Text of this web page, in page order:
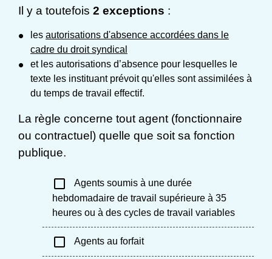
Il y a toutefois 2 exceptions :
les autorisations d'absence accordées dans le
cadre du droit syndical
et les autorisations d’absence pour lesquelles le
texte les instituant prévoit qu'elles sont assimilées à
du temps de travail effectif.
La règle concerne tout agent (fonctionnaire
ou contractuel) quelle que soit sa fonction
publique.
check_box_outline_blank
Agents soumis à une durée
hebdomadaire de travail supérieure à 35
heures ou à des cycles de travail variables
check_box_outline_blank Agents au forfait